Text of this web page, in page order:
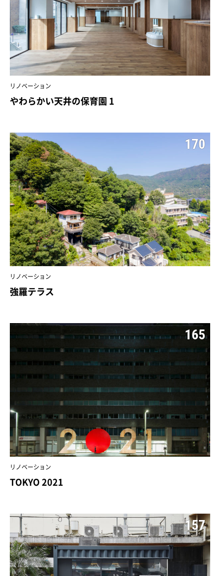
リノベーション
やわらかい天井の保育園 1
170
リノベーション
強羅テラス
165
リノベーション
TOKYO 2021
157